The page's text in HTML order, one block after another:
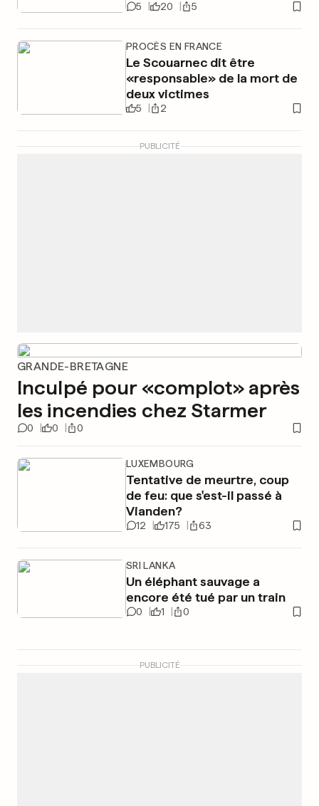
5 20 5
PROCÈS EN FRANCE
Le Scouarnec dit être
«responsable» de la mort de
deux victimes
5 2
PUBLICITÉ
GRANDE-BRETAGNE
Inculpé pour «complot» après
les incendies chez Starmer
0 0 0
LUXEMBOURG
Tentative de meurtre, coup
de feu: que s'est-il passé à
Vianden?
12 175 63
SRI LANKA
Un éléphant sauvage a
encore été tué par un train
0 1 0
PUBLICITÉ